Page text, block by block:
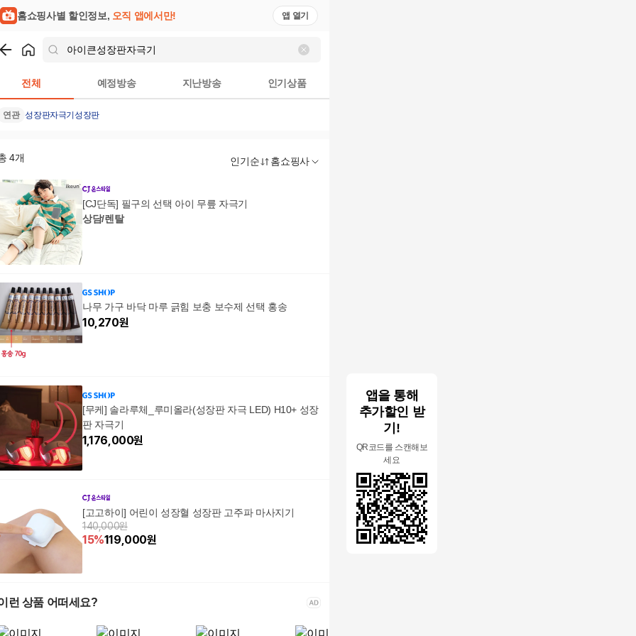
앱을 통해
추가할인 받
기!
QR코드를 스캔해보
세요
홈쇼핑사별 할인정보, 오직 앱에서만! 앱 열기
전체 예정방송 지난방송 인기상품
연관 성장판자극기성장판
4개 인기순 홈쇼핑사
[CJ단독] 필구의 선택 아이 무릎 자극기
상담/렌탈
나무 가구 바닥 마루 긁힘 보충 보수제 선택 홍송
10,270원
[무케] 솔라루체_루미올라(성장판 자극 LED) H10+ 성장
판 자극기
1,176,000원
[고고하이] 어린이 성장혈 성장판 고주파 마사지기
140,000원
15%119,000원
런 상품 어떠세요?